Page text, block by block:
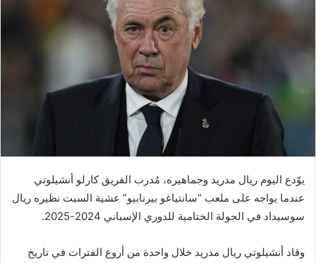
يوّدع اليوم ريال مدريد وجماهيره، مُدرب الفريق كارلو أنشيلوتي
عندما يواجه على ملعب “سانتياغو بيرنابيو” عشية السبت نظيره ريال
سوسيداد في الجولة الختامية للدوري الإسباني 2024-2025.
وقاد أنشيلوتي ريال مدريد خلال واحدة من أروع الفترات في تاريخ